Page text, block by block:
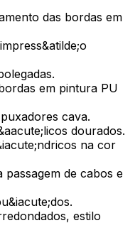
das bordas em
em pintura PU
cava.
dourados.
na cor
passagem de cabos e
estilo